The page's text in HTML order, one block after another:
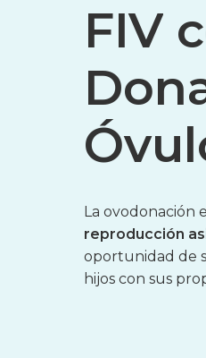
FIV
La ovodonación
reproducción
oportunidad de
hijos con sus